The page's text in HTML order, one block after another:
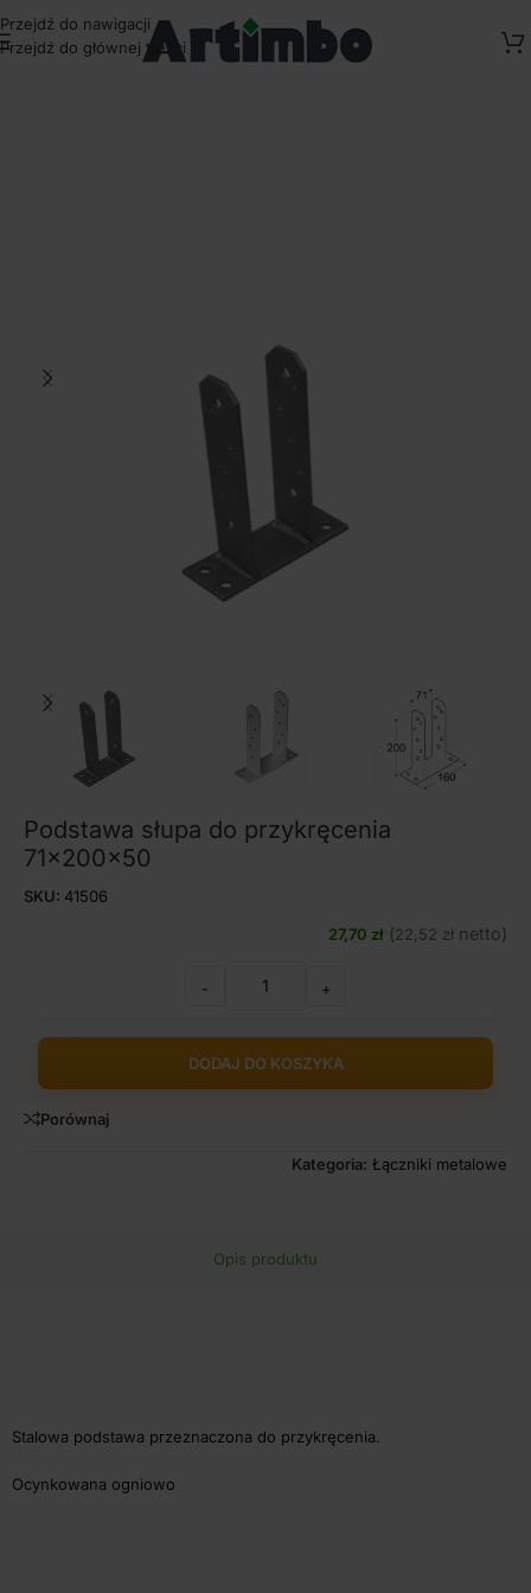
Przejdź do nawigacji
Przejdź do głównej treści
Strona główna/Słupki, akcesoria, farby
Podstawa słupa do przykręcenia
71x200x50
SKU: 41506
27,70 zł (22,52 zł netto)
- +
DODAJ DO KOSZYKA
Porównaj
Kategoria: Łączniki metalowe
Opis produktu
Stalowa podstawa przeznaczona do przykręcenia.
Ocynkowana ogniowo